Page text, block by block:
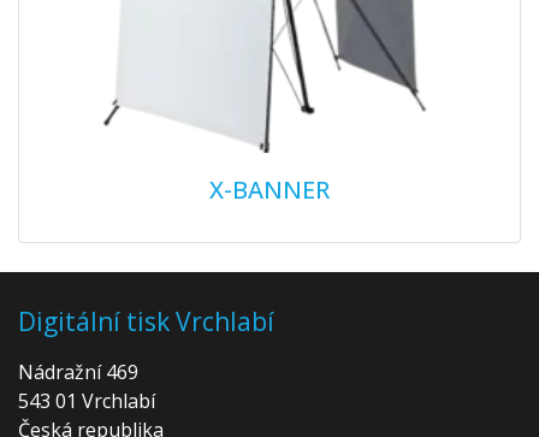
X-BANNER
Digitální tisk Vrchlabí
Nádražní 469
543 01 Vrchlabí
Česká republika